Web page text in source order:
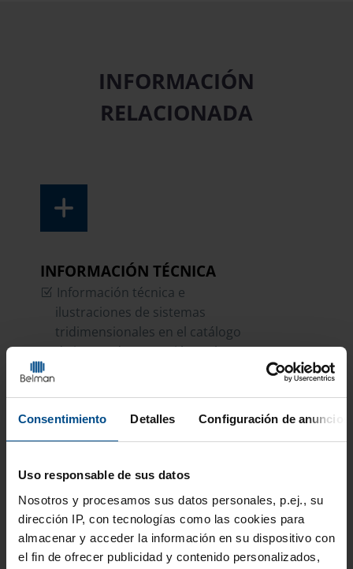
Consentimiento Detalles Configuración de anuncios
Uso responsable de sus datos
Nosotros y procesamos sus datos personales, p.ej., su
dirección IP, con tecnologías como las cookies para
almacenar y acceder la información en su dispositivo con
el fin de ofrecer publicidad y contenido personalizados,
INFORMACIÓN
RELACIONADA
INFORMACIÓN TÉCNICA
Información técnica e
ilustraciones de sistemas
tridimensionales en el catálogo
de juntas de expansión en la
Información técnica sobre las
juntas de expansión con
bisagras y de cardán en el
expansión en las
páginas 29-30
DESCARGAR CATÁLOGO